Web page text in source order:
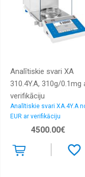
Analītiskie svari XA
310.4Y.A, 310g/0.1mg
verifikāciju
Analītiskie svari XA.4Y.A
EUR ar verifikāciju
4500.00€